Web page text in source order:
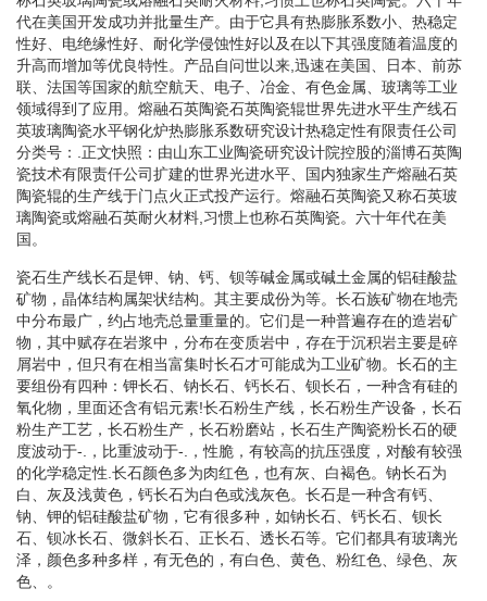
代在美国开发成功并批量生产。由于它具有热膨胀系数小、热稳定
性好、电绝缘性好、耐化学侵蚀性好以及在以下其强度随着温度的
升高而增加等优良特性。产品自问世以来,迅速在美国、日本、前苏
联、法国等国家的航空航天、电子、冶金、有色金属、玻璃等工业
领域得到了应用。熔融石英陶瓷石英陶瓷辊世界先进水平生产线石
英玻璃陶瓷水平钢化炉热膨胀系数研究设计热稳定性有限责任公司
分类号：.正文快照：由山东工业陶瓷研究设计院控股的淄博石英陶
瓷技术有限责仟公司扩建的世界光进水平、国内独家生产熔融石英
陶瓷辊的生产线于门点火正式投产运行。熔融石英陶瓷又称石英玻
璃陶瓷或熔融石英耐火材料,习惯上也称石英陶瓷。六十年代在美
国。
瓷石生产线长石是钾、钠、钙、钡等碱金属或碱土金属的铝硅酸盐
矿物，晶体结构属架状结构。其主要成份为等。长石族矿物在地壳
中分布最广，约占地壳总量重量的。它们是一种普遍存在的造岩矿
物，其中赋存在岩浆中，分布在变质岩中，存在于沉积岩主要是碎
屑岩中，但只有在相当富集时长石才可能成为工业矿物。长石的主
要组份有四种：钾长石、钠长石、钙长石、钡长石，一种含有硅的
氧化物，里面还含有铝元素!长石粉生产线，长石粉生产设备，长石
粉生产工艺，长石粉生产，长石粉磨站，长石生产陶瓷粉长石的硬
度波动于-.，比重波动于-.，性脆，有较高的抗压强度，对酸有较强
的化学稳定性.长石颜色多为肉红色，也有灰、白褐色。钠长石为
白、灰及浅黄色，钙长石为白色或浅灰色。长石是一种含有钙、
钠、钾的铝硅酸盐矿物，它有很多种，如钠长石、钙长石、钡长
石、钡冰长石、微斜长石、正长石、透长石等。它们都具有玻璃光
泽，颜色多种多样，有无色的，有白色、黄色、粉红色、绿色、灰
色、。